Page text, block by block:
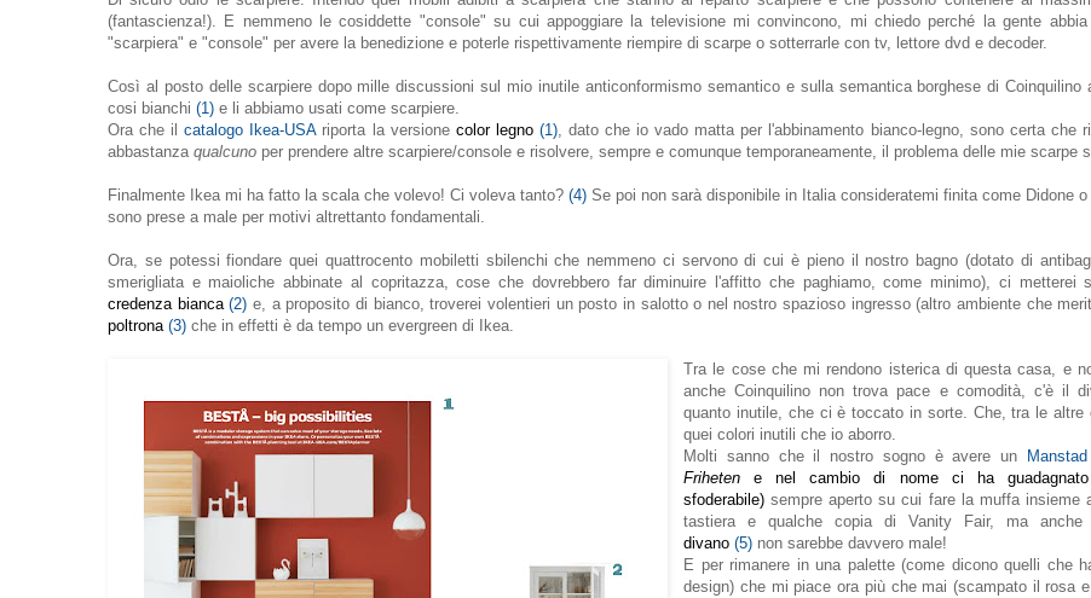
(fantascienza!). E nemmeno le cosiddette "console" su cui appoggiare la televisione mi convincono, mi chiedo perché la gente
"scarpiera" e "console" per avere la benedizione e poterle rispettivamente riempire di scarpe o sotterrarle con tv, lettore dvd e decoder.
Così al posto delle scarpiere dopo mille discussioni sul mio inutile anticonformismo semantico e sulla semantica borghese di Coinquilino
cosi bianchi (1) e li abbiamo usati come scarpiere.
Ora che ilcatalogo Ikea-USAriporta la versione color legno (1), dato che io vado matta per l'abbinamento bianco-legno, sono certa che
abbastanza qualcuno per prendere altre scarpiere/console e risolvere, sempre e comunque temporaneamente, il problema delle mie scarpe
Finalmente Ikea mi ha fatto la scala che volevo! Ci voleva tanto? (4) Se poi non sarà disponibile in Italia consideratemi finita come Didone
sono prese a male per motivi altrettanto fondamentali.
Ora, se potessi fiondare quei quattrocento mobiletti sbilenchi che nemmeno ci servono di cui è pieno il nostro bagno (dotato di
smerigliata e maioliche abbinate al copritazza, cose che dovrebbero far diminuire l'affitto che paghiamo, come minimo), ci metterei
credenza bianca (2) e, a proposito di bianco, troverei volentieri un posto in salotto o nel nostro spazioso ingresso (altro ambiente che
poltrona (3) che in effetti è da tempo un evergreen di Ikea.
Tra le cose che mi rendono isterica di questa casa, e
anche Coinquilino non trova pace e comodità, c'è il
quanto inutile, che ci è toccato in sorte. Che, tra le altre
quei colori inutili che io aborro.
Molti sanno che il nostro sogno è avere un
Manstad
Friheten e nel cambio di nome ci ha
sfoderabile) sempre aperto su cui fare la muffa insieme
tastiera e qualche copia di Vanity Fair, ma
divano(5) non sarebbe davvero male!
E per rimanere in una palette (come dicono quelli che
design) che mi piace ora più che mai (scampato il rosa